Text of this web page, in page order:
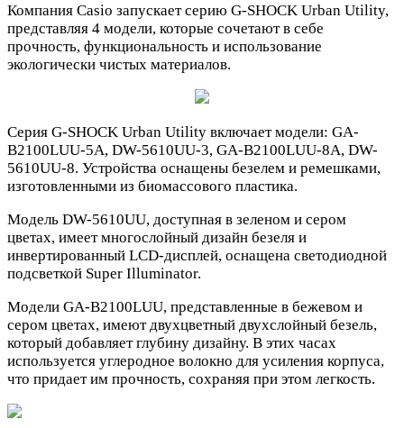
Компания Casio запускает серию G-SHOCK Urban Utility,
представляя 4 модели, которые сочетают в себе
прочность, функциональность и использование
экологически чистых материалов.
Серия G-SHOCK Urban Utility включает модели: GA-
B2100LUU-5A, DW-5610UU-3, GA-B2100LUU-8A, DW-
5610UU-8. Устройства оснащены безелем и ремешками,
изготовленными из биомассового пластика.
Модель DW-5610UU, доступная в зеленом и сером
цветах, имеет многослойный дизайн безеля и
инвертированный LCD-дисплей, оснащена светодиодной
подсветкой Super Illuminator.
Модели GA-B2100LUU, представленные в бежевом и
сером цветах, имеют двухцветный двухслойный безель,
который добавляет глубину дизайну. В этих часах
используется углеродное волокно для усиления корпуса,
что придает им прочность, сохраняя при этом легкость.